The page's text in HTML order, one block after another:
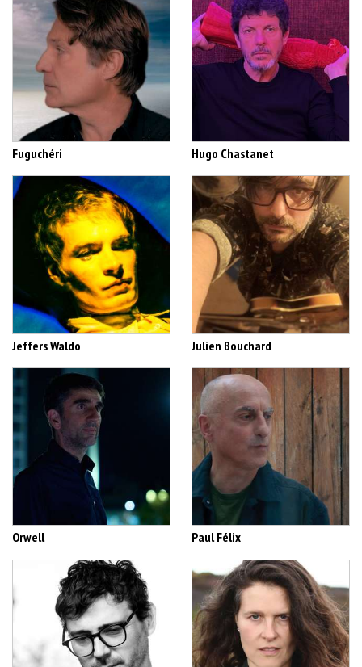
Fuguchéri Hugo Chastanet
Jeffers Waldo Julien Bouchard
Orwell Paul Félix